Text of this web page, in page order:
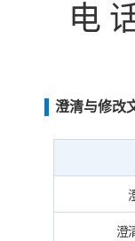
电
澄清与修改
澄